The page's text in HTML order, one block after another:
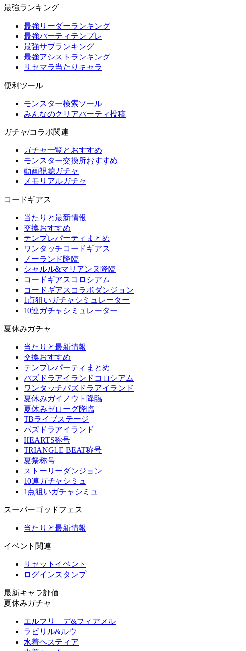
最強ランキング
最強リーダーランキング
最強パーティテンプレ
最強サブランキング
最強アシストランキング
リセマラ当たりキャラ
便利ツール
モンスター検索ツール
みんなのクリアパーティ投稿
ガチャ/コラボ関連
ガチャ一覧とおすすめ
モンスター交換所おすすめ
動画視聴ガチャ
メモリアルガチャ
コードギアス
当たりと最新情報
交換おすすめ
テンプレパーティまとめ
ワンタッチコードギアス
ノーランド降臨
シャルル&マリアンヌ降臨
コードギアスコロシアム
コードギアスコラボダンジョン
1点狙いガチャシミュレーター
10連ガチャシミュレーター
夏休みガチャ
当たりと最新情報
交換おすすめ
テンプレパーティまとめ
パズドラアイランドコロシアム
ワンタッチパズドラアイランド
夏休みガイノウト降臨
夏休みゼローグ降臨
TBライブステージ
パズドラアイランド
HEARTS称号
TRIANGLE BEAT称号
夏祭称号
ストーリーダンジョン
10連ガチャシミュ
1点狙いガチャシミュ
スーパーゴッドフェス
当たりと最新情報
イベント関連
リセットイベント
ログインスタンプ
最新キャラ評価
夏休みガチャ
エルフリーデ&フィアメル
ラビリル&ルウ
水着ヘスティア